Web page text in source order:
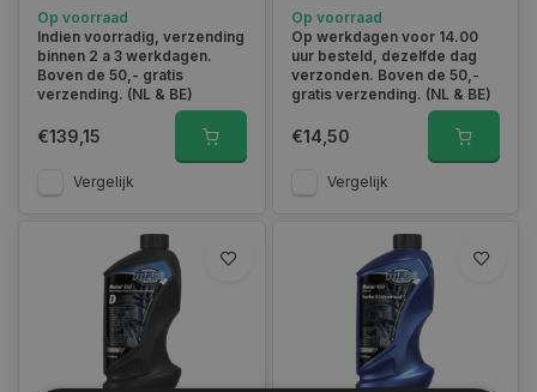
02020
Op voorraad
Indien voorradig, verzending
binnen 2 a 3 werkdagen.
Boven de 50,- gratis
verzending. (NL & BE)
€139,15
Vergelijk
Op voorraad
Op werkdagen voor 14.00
uur besteld, dezelfde dag
verzonden. Boven de 50,-
gratis verzending. (NL & BE)
€14,50
Vergelijk